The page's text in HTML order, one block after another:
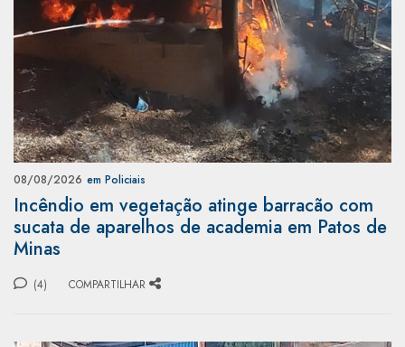
08/08/2026 em Policiais
Incêndio em vegetação atinge barracão com
sucata de aparelhos de academia em Patos de
Minas
(4) COMPARTILHAR